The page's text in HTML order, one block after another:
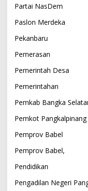
Partai NasDem
Paslon Merdeka
Pekanbaru
Pemerasan
Pemerintah Desa
Pemerintahan
Pemkab Bangka
Pemkot Pangkalpinang
Pemprov Babel
Pemprov Babel,
Pendidikan
Pengadilan Negeri